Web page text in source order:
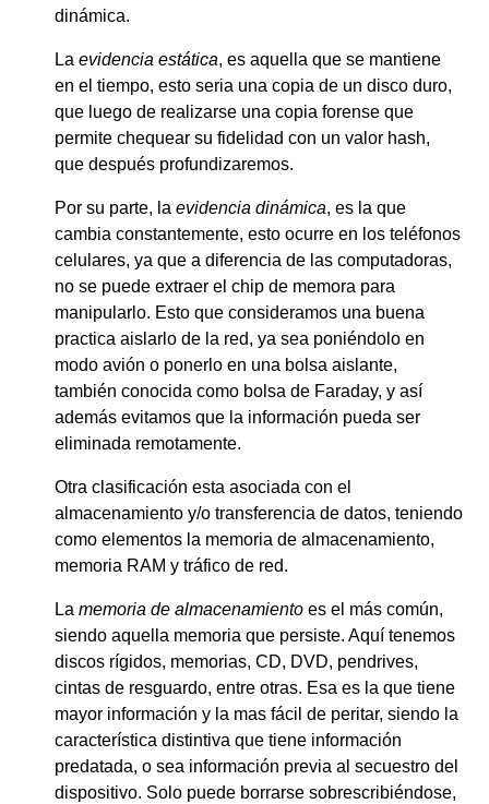
dinámica.
La evidencia estática, es aquella que se mantiene
en el tiempo, esto seria una copia de un disco duro,
que luego de realizarse una copia forense que
permite chequear su fidelidad con un valor hash,
que después profundizaremos.
Por su parte, la evidencia dinámica, es la que
cambia constantemente, esto ocurre en los teléfonos
celulares, ya que a diferencia de las computadoras,
no se puede extraer el chip de memora para
manipularlo. Esto que consideramos una buena
practica aislarlo de la red, ya sea poniéndolo en
modo avión o ponerlo en una bolsa aislante,
también conocida como bolsa de Faraday, y así
además evitamos que la información pueda ser
eliminada remotamente.
Otra clasificación esta asociada con el
almacenamiento y/o transferencia de datos, teniendo
como elementos la memoria de almacenamiento,
memoria RAM y tráfico de red.
La memoria de almacenamiento es el más común,
siendo aquella memoria que persiste. Aquí tenemos
discos rígidos, memorias, CD, DVD, pendrives,
cintas de resguardo, entre otras. Esa es la que tiene
mayor información y la mas fácil de peritar, siendo la
característica distintiva que tiene información
predatada, o sea información previa al secuestro del
dispositivo. Solo puede borrarse sobrescribiéndose,